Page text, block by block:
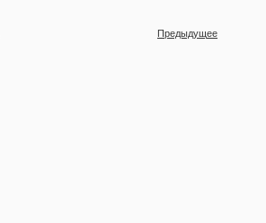
Предыдущее